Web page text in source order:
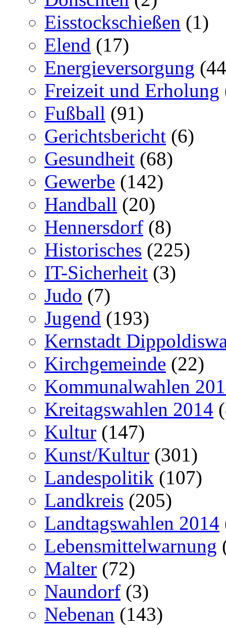
Eisstockschießen (1)
Elend (17)
Energieversorgung
Freizeit und Erholung
Fußball (91)
Gerichtsbericht (6)
Gesundheit (68)
Gewerbe (142)
Handball (20)
Hennersdorf (8)
Historisches (225)
IT-Sicherheit (3)
Judo (7)
Jugend (193)
Kernstadt
Kirchgemeinde (22)
Kommunalwahlen
Kreitagswahlen 2014
Kultur (147)
Kunst/Kultur (301)
Landespolitik (107)
Landkreis (205)
Landtagswahlen 2014
Lebensmittelwarnung
Malter (72)
Naundorf (3)
Nebenan (143)